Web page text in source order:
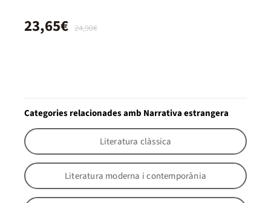
24,90€
23,65€
Categories relacionades amb Narrativa estrangera
Literatura clàssica
Literatura moderna i contemporània